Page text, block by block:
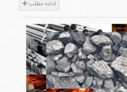
ادامه مطلب